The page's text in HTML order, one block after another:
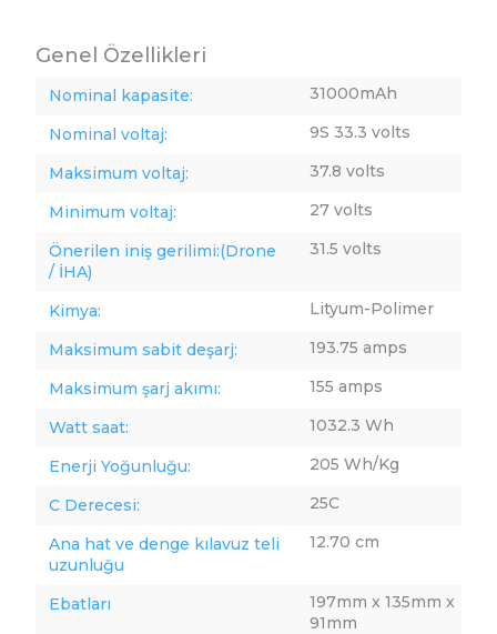
Genel Özellikleri
Nominal kapasite: 31000mAh
Nominal voltaj: 9S 33.3 volts
Maksimum voltaj: 37.8 volts
Minimum voltaj: 27 volts
Önerilen iniş gerilimi:(Drone
/ İHA)
31.5 volts
Kimya: Lityum-Polimer
Maksimum sabit deşarj: 193.75 amps
Maksimum şarj akımı: 155 amps
Watt saat: 1032.3 Wh
Enerji Yoğunluğu: 205 Wh/Kg
C Derecesi: 25C
Ana hat ve denge kılavuz teli
uzunluğu
12.70 cm
Ebatları
197mm x 135mm x
91mm